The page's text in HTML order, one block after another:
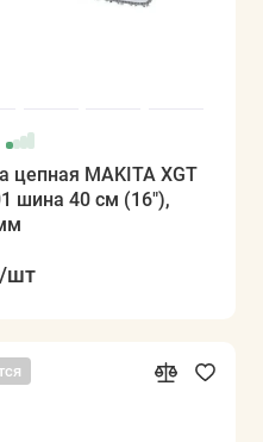
цепная MAKITA XGT
шина 40 см (16"),
/шт